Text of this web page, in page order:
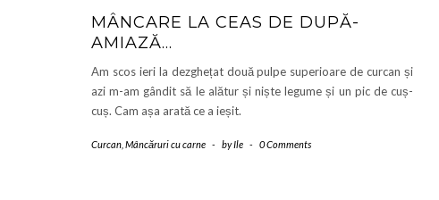
MÂNCARE LA CEAS DE DUPĂ-
AMIAZĂ…
Am scos ieri la dezghețat două pulpe superioare de curcan și
azi m-am gândit să le alătur și niște legume și un pic de cuș-
cuș. Cam așa arată ce a ieșit.
Curcan Mâncăruri cu carne - byIle - 0 Comments